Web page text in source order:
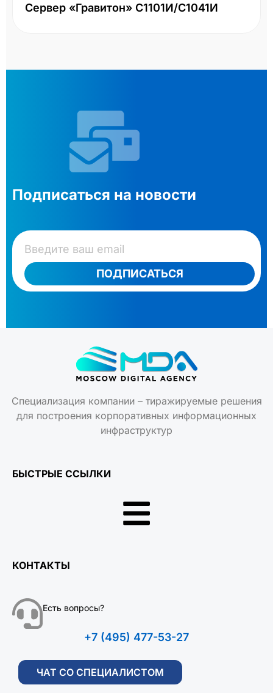
Сервер «Гравитон» С1101И/С1041И
Подписаться на новости
ПОДПИСАТЬСЯ
Специализация компании – тиражируемые решения
для построения корпоративных информационных
инфраструктур
БЫСТРЫЕ ССЫЛКИ
КОНТАКТЫ
Есть вопросы?
+7 (495) 477-53-27
ЧАТ СО СПЕЦИАЛИСТОМ